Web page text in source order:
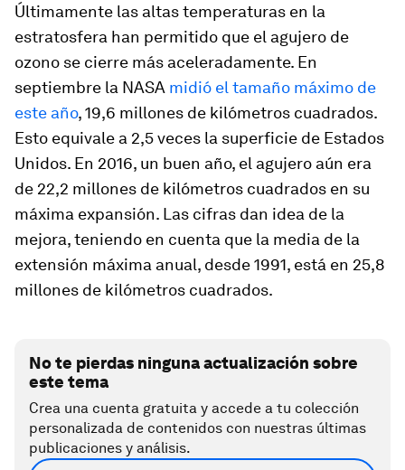
Últimamente las altas temperaturas en la
estratosfera han permitido que el agujero de
ozono se cierre más aceleradamente. En
septiembre la NASA midió el tamaño máximo de
este año, 19,6 millones de kilómetros cuadrados.
Esto equivale a 2,5 veces la superficie de Estados
Unidos. En 2016, un buen año, el agujero aún era
de 22,2 millones de kilómetros cuadrados en su
máxima expansión. Las cifras dan idea de la
mejora, teniendo en cuenta que la media de la
extensión máxima anual, desde 1991, está en 25,8
millones de kilómetros cuadrados.
No te pierdas ninguna actualización sobre
este tema
Crea una cuenta gratuita y accede a tu colección
personalizada de contenidos con nuestras últimas
publicaciones y análisis.